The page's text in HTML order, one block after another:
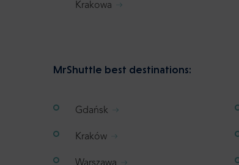
Krakowa
MrShuttle best destinations:
Gdańsk
Kraków